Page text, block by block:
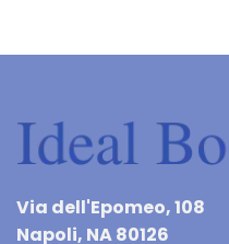
Via dell'Epomeo, 108
Napoli, NA 80126